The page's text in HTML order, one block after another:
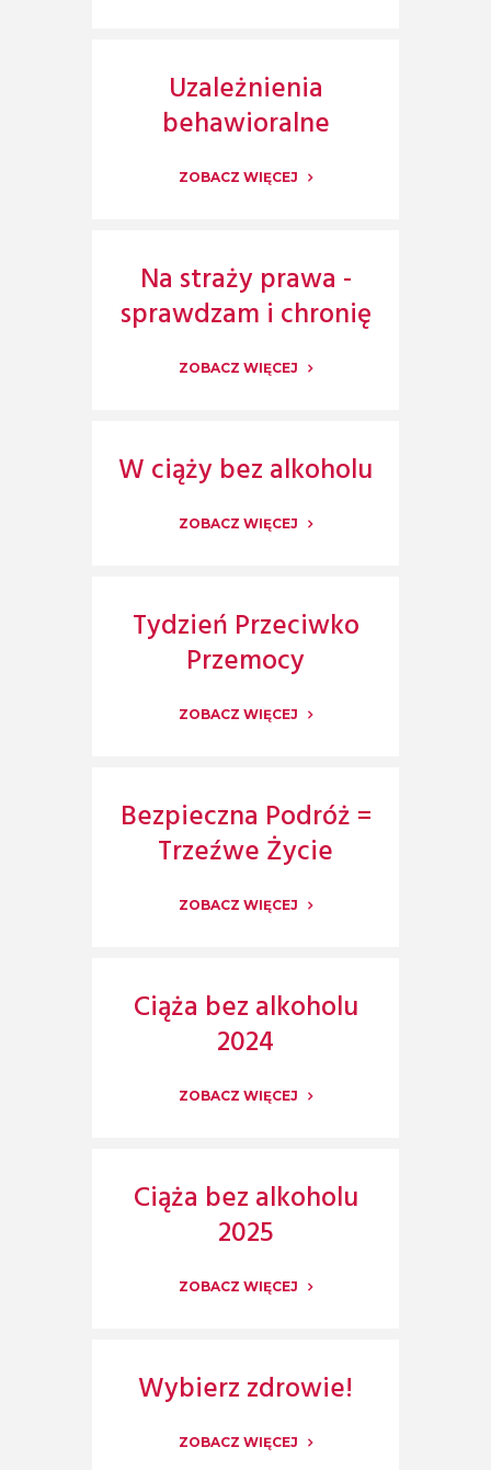
Uzależnienia
behawioralne
ZOBACZ WIĘCEJ
Na straży prawa -
sprawdzam i chronię
ZOBACZ WIĘCEJ
W ciąży bez alkoholu
ZOBACZ WIĘCEJ
Tydzień Przeciwko
Przemocy
ZOBACZ WIĘCEJ
Bezpieczna Podróż =
Trzeźwe Życie
ZOBACZ WIĘCEJ
Ciąża bez alkoholu
2024
ZOBACZ WIĘCEJ
Ciąża bez alkoholu
2025
ZOBACZ WIĘCEJ
Wybierz zdrowie!
ZOBACZ WIĘCEJ